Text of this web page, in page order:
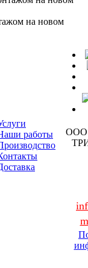
на новом
работы
ООО